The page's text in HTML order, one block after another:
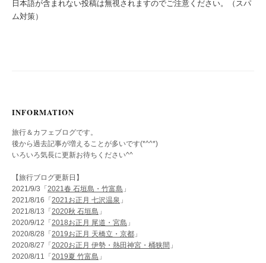
日本語が含まれない投稿は無視されますのでご注意ください。（スパ
ム対策）
INFORMATION
旅行＆カフェブログです。
後から過去記事が増えることが多いです(*^^*)
いろいろ気長に更新お待ちください^^
【旅行ブログ更新日】
2021/9/3「 2021春 石垣島・竹富島 」
2021/8/16「 2021お正月 七沢温泉 」
2021/8/13「 2020秋 石垣島 」
2020/9/12「 2018お正月 尾道・宮島 」
2020/8/28「 2019お正月 天橋立・京都 」
2020/8/27「 2020お正月 伊勢・熱田神宮・桶狭間 」
2020/8/11「 2019夏 竹富島 」